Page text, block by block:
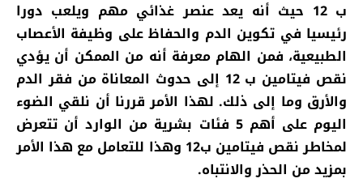
ب 12 حيث أنه يعد عنصر غذائي مهم ويلعب دورا
رئيسيا في تكوين الدم والحفاظ على وظيفة الأعصاب
الطبيعية، فمن الهام معرفة أنه من الممكن أن يؤدي
نقص فيتامين ب 12 إلى حدوث المعاناة من فقر الدم
والأرق وما إلى ذلك. لهذا الأمر قررنا أن نلقي الضوء
اليوم على أهم 5 فئات بشرية من الوارد أن تتعرض
لمخاطر نقص فيتامين ب12 وهذا للتعامل مع هذا الأمر
بمزيد من الحذر والانتباه.